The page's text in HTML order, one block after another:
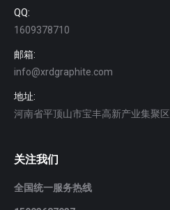
QQ:
1609378710
邮箱:
info@xrdgraphite.com
地址:
河南省平顶山市宝丰高新产业集聚区
关注我们
全国统一服务热线